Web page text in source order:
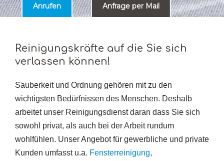
Anfrage per Mail
Anrufen
Reinigungskräfte auf die Sie sich
verlassen können!
Sauberkeit und Ordnung gehören mit zu den
wichtigsten Bedürfnissen des Menschen. Deshalb
arbeitet unser Reinigungsdienst daran dass Sie sich
sowohl privat, als auch bei der Arbeit rundum
wohlfühlen. Unser Angebot für gewerbliche und private
Kunden umfasst u.a. Fensterreinigung,